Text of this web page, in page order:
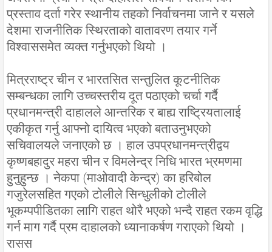
प्रस्ताव दर्ता गरेर स्थानीय तहको निर्वाचनमा जाने र यसले
देशमा राजनीतिक स्थिरताको वातावरण तयार गर्ने
विश्वाससमेत व्यक्त गर्नुभएको थियो ।
मित्रराष्ट्र चीन र भारतसित सन्तुलित कूटनीतिक
सम्बन्धका लागि उच्चस्तरीय दूत पठाएको चर्चा गर्दै
प्रधानमन्त्री दाहालले आन्तरिक र बाह्य राष्ट्रियतालाई
एकीकृत गर्नु आफ्नो दायित्व भएको बताउनुभएको
सचिवालयले जनाएको छ । हाल उपप्रधानमन्त्रीद्वय
कृष्णबहादुर महरा चीन र विमलेन्द्र निधि भारत भ्रमणमा
हुनुहुन्छ । नेकपा (माओवादी केन्द्र) का हरिबोल
गजुरेलसहित गएको टोलीले सिन्धुलीको टोलीले
भूकम्पपीडितका लागि राहत थोरै भएको भन्दै राहत रकम वृद्धि
गर्न माग गर्दै प्रम दाहालको ध्यानाकर्षण गराएको थियो ।
रासस